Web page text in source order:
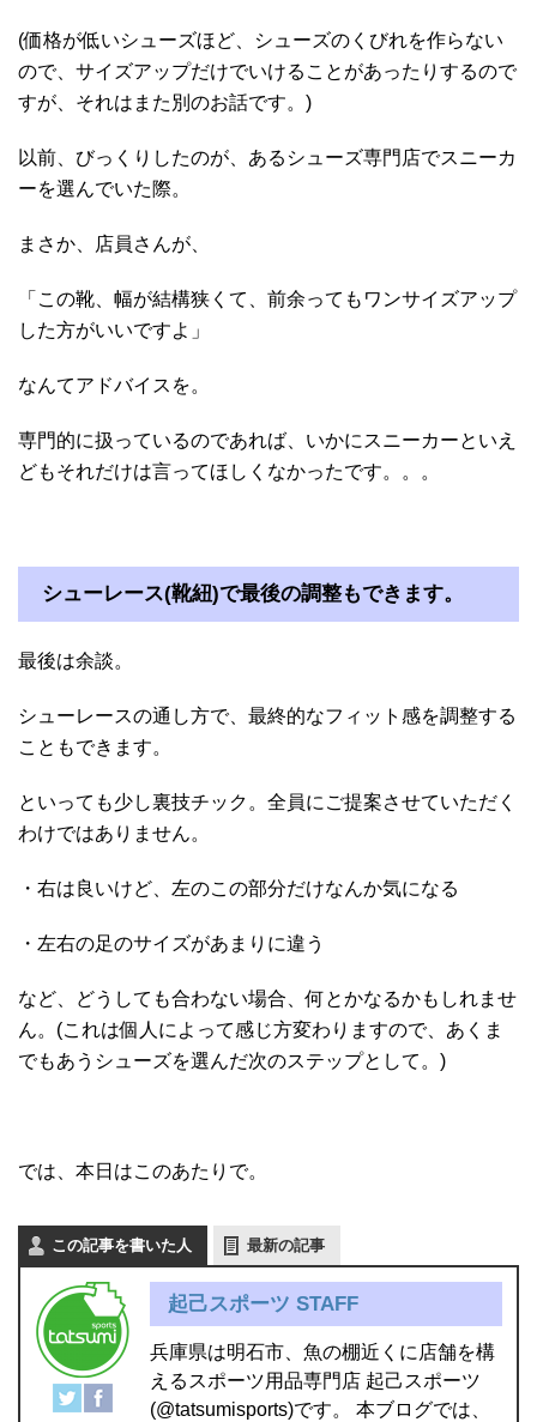
(価格が低いシューズほど、シューズのくびれを作らない
ので、サイズアップだけでいけることがあったりするので
すが、それはまた別のお話です。)
以前、びっくりしたのが、あるシューズ専門店でスニーカ
ーを選んでいた際。
まさか、店員さんが、
「この靴、幅が結構狭くて、前余ってもワンサイズアップ
した方がいいですよ」
なんてアドバイスを。
専門的に扱っているのであれば、いかにスニーカーといえ
どもそれだけは言ってほしくなかったです。。。
シューレース(靴紐)で最後の調整もできます。
最後は余談。
シューレースの通し方で、最終的なフィット感を調整する
こともできます。
といっても少し裏技チック。全員にご提案させていただく
わけではありません。
・右は良いけど、左のこの部分だけなんか気になる
・左右の足のサイズがあまりに違う
など、どうしても合わない場合、何とかなるかもしれませ
ん。(これは個人によって感じ方変わりますので、あくま
でもあうシューズを選んだ次のステップとして。)
では、本日はこのあたりで。
この記事を書いた人 最新の記事
起己スポーツ STAFF
兵庫県は明石市、魚の棚近くに店舗を構
えるスポーツ用品専門店 起己スポーツ
(@tatsumisports)です。 本ブログでは、